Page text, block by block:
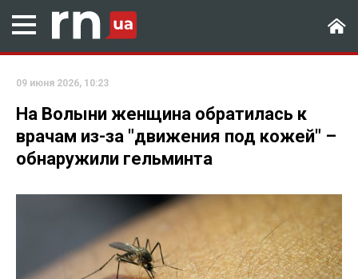
09 июня 2026, 10:23
На Волыни женщина обратилась к
врачам из-за "движения под кожей" –
обнаружили гельминта